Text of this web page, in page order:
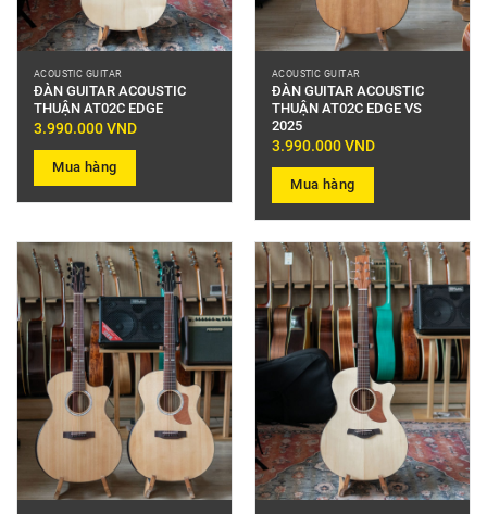
ACOUSTIC GUITAR
ĐÀN GUITAR ACOUSTIC
THUẬN AT02C EDGE
3.990.000VND
Mua hàng
ACOUSTIC GUITAR
ĐÀN GUITAR ACOUSTIC
THUẬN AT02C EDGE VS
2025
3.990.000VND
Mua hàng